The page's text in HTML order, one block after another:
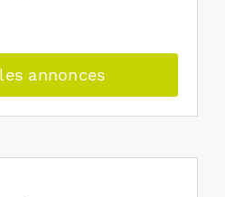
annonces